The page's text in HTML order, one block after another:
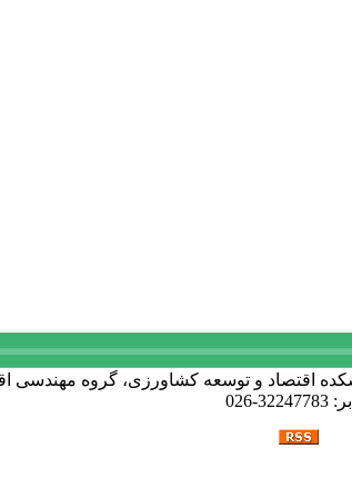
026